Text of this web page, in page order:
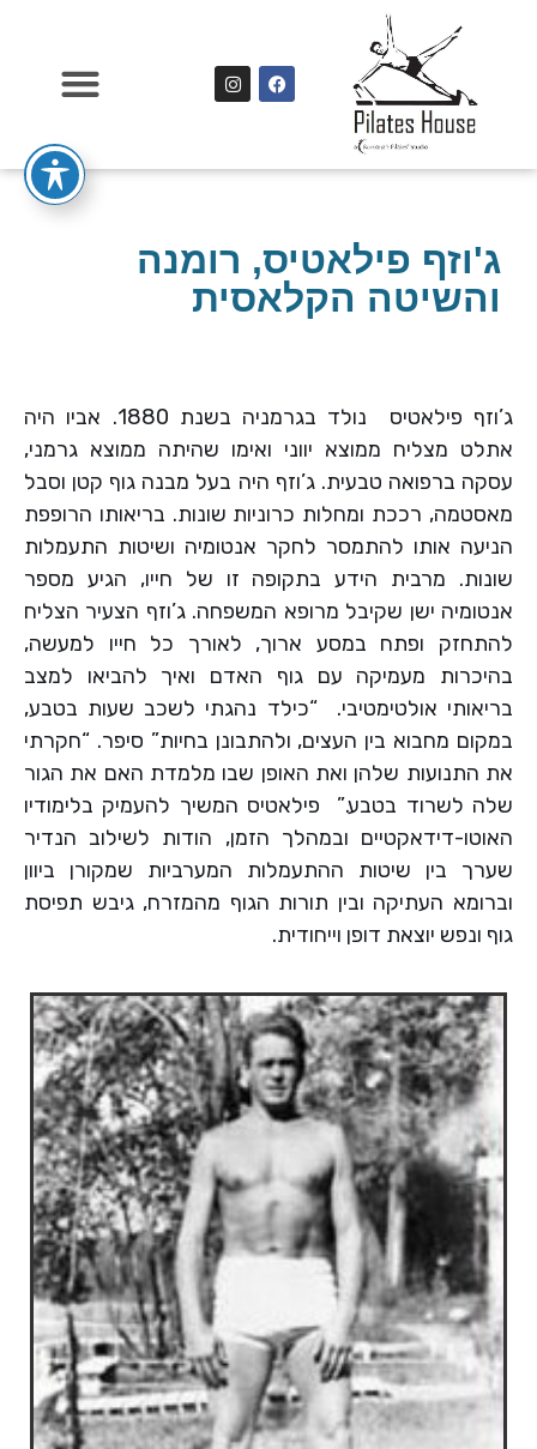
ג'וזף פילאטיס, רומנה
והשיטה הקלאסית
ג’וזף פילאטיס נולד בגרמניה בשנת 1880. אביו היה
אתלט מצליח ממוצא יווני ואימו שהיתה ממוצא גרמני,
עסקה ברפואה טבעית. ג’וזף היה בעל מבנה גוף קטן וסבל
מאסטמה, רככת ומחלות כרוניות שונות. בריאותו הרופפת
הניעה אותו להתמסר לחקר אנטומיה ושיטות התעמלות
שונות. מרבית הידע בתקופה זו של חייו, הגיע מספר
אנטומיה ישן שקיבל מרופא המשפחה. ג’וזף הצעיר הצליח
להתחזק ופתח במסע ארוך, לאורך כל חייו למעשה,
בהיכרות מעמיקה עם גוף האדם ואיך להביאו למצב
בריאותי אולטימטיבי. “כילד נהגתי לשכב שעות בטבע,
במקום מחבוא בין העצים, ולהתבונן בחיות” סיפר. “חקרתי
את התנועות שלהן ואת האופן שבו מלמדת האם את הגור
שלה לשרוד בטבע.” פילאטיס המשיך להעמיק בלימודיו
האוטו-דידאקטיים ובמהלך הזמן, הודות לשילוב הנדיר
שערך בין שיטות ההתעמלות המערביות שמקורן ביוון
וברומא העתיקה ובין תורות הגוף מהמזרח, גיבש תפיסת
גוף ונפש יוצאת דופן וייחודית.